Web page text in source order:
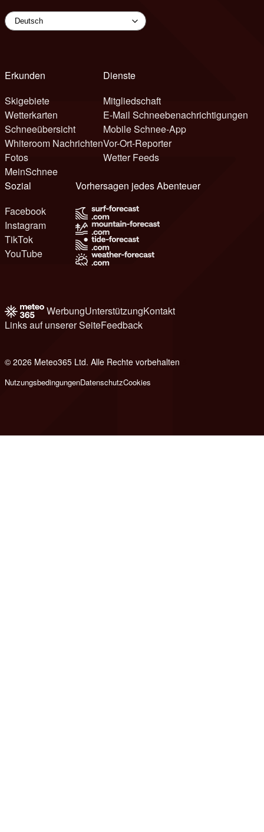
Erkunden
Skigebiete
Wetterkarten
Schneeübersicht
Whiteroom Nachrichten
Fotos
MeinSchnee
Dienste
Mitgliedschaft
E-Mail Schneebenachrichtigungen
Mobile Schnee-App
Vor-Ort-Reporter
Wetter Feeds
Sozial
Facebook
Instagram
TikTok
YouTube
Vorhersagen jedes Abenteuer
WerbungUnterstützungKontakt
Links auf unserer SeiteFeedback
© 2026 Meteo365 Ltd. Alle Rechte vorbehalten
NutzungsbedingungenDatenschutzCookies